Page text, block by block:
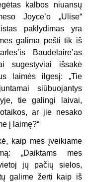
kalbos niuansų
Joyce’o „Ulise“
paklydimas yra
galima pešti tik iš
Baudelaire’as
sugestyviai išsakė
laimės ilgesį: „Tie
siūbuojantys
tie galingi laivai,
ar jie nesako
į laimę?“
kaip mes įveikiame
„Daiktams mes
jų pačių sielos,
galime žerti kaip iš